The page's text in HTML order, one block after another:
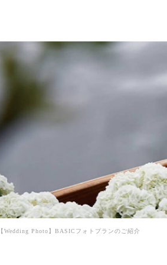
【Wedding Photo】BASICフォトプランのご紹介